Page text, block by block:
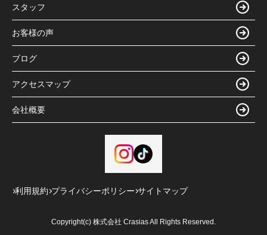
スタッフ
お客様の声
ブログ
アクセスマップ
会社概要
利用規約 プライバシーポリシー サイトマップ
Copyright(c) 株式会社 Crasias All Rights Reserved.